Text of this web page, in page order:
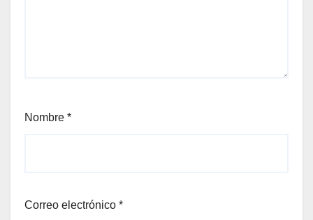
Nombre *
Correo electrónico *